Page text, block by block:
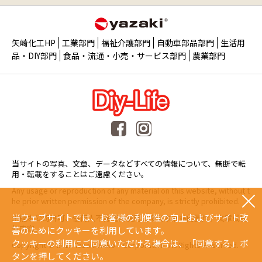
矢崎化工HP 工業部門 福祉介護部門 自動車部品部門 生活用
品・DIY部門 食品・流通・小売・サービス部門 農業部門
当サイトの写真、文章、データなどすべての情報について、無断で転
用・転載をすることはご遠慮ください。
Any usage or reproduction of any material on this website, without t
he prior written permission of the company, is strictly prohibited.
未經本公司許可、任何人不得擅自使用或複製本網站的圖片、文章或任
何内容。
Copyright © 2015 Yazaki Kako Corporation. All Rights Reserved.
当ウェブサイトでは、お客様の利便性の向上およびサイト改
善のためにクッキーを利用しています。
クッキーの利用にご同意いただける場合は、「同意する」ボ
タンを押してください。